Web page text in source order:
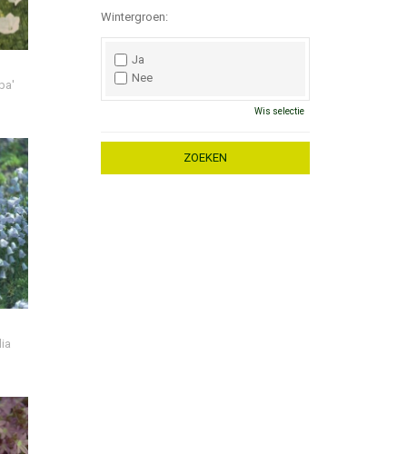
Wit
Zwart
Wintergroen:
Ja
Nee
Wis selectie